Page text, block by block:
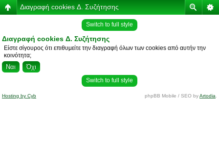
Διαγραφή cookies Δ. Συζήτησης
Switch to full style
Διαγραφή cookies Δ. Συζήτησης
Είστε σίγουρος ότι επιθυμείτε την διαγραφή όλων των cookies από αυτήν την
κοινότητα;
Switch to full style
Hosting by Cyb phpBB Mobile / SEO byArtodia